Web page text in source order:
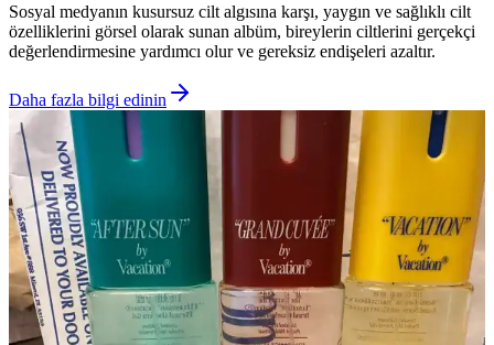
Sosyal medyanın kusursuz cilt algısına karşı, yaygın ve sağlıklı cilt
özelliklerini görsel olarak sunan albüm, bireylerin ciltlerini gerçekçi
değerlendirmesine yardımcı olur ve gereksiz endişeleri azaltır.
Daha fazla bilgi edinin